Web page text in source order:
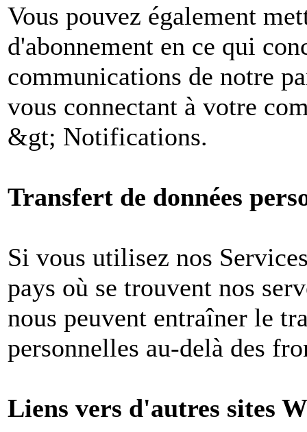
Vous pouvez également
d'abonnement en ce qui
communications de notre
vous connectant à votre
&gt; Notifications.
Transfert de données
Si vous utilisez nos
pays où se trouvent nos
nous peuvent entraîner le
personnelles au-delà des
Liens vers d'autres sites